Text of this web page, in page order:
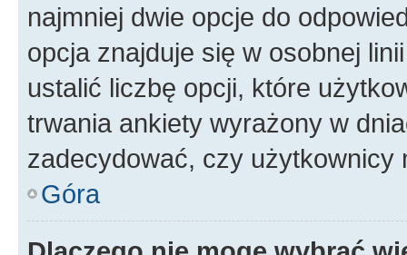
najmniej dwie opcje do
opcja znajduje się w osobnej
ustalić liczbę opcji, które
trwania ankiety wyrażony w
zadecydować, czy użytkownicy
Góra